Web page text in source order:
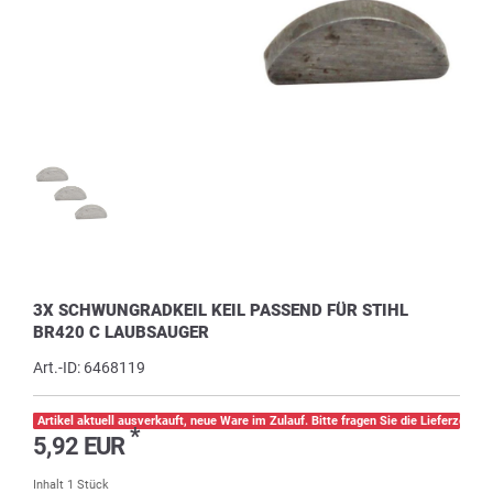
3X SCHWUNGRADKEIL KEIL PASSEND FÜR STIHL
BR420 C LAUBSAUGER
Art.-ID: 6468119
Artikel aktuell ausverkauft, neue Ware im Zulauf. Bitte fragen Sie die Lieferzeit
5,92 EUR*
Inhalt 1 Stück